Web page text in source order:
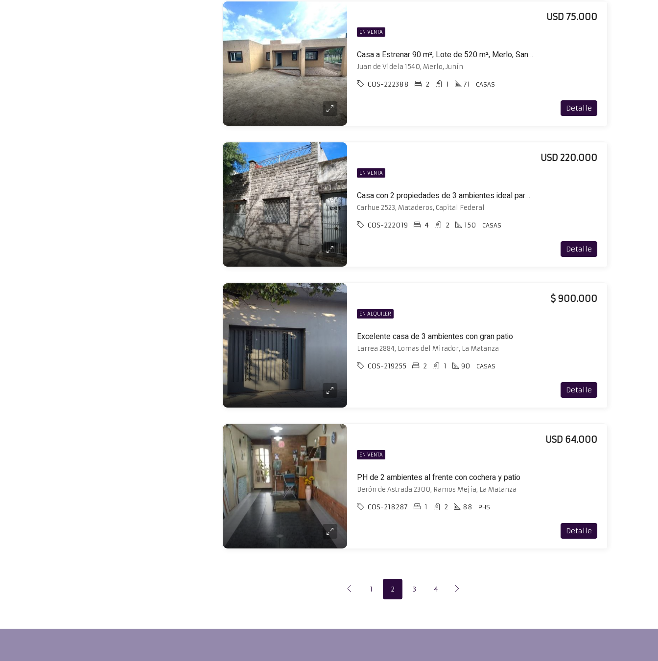
EN VENTA
Casa a Estrenar 90 m², Lote de 520 m², Merlo, San Luis
USD 75.000
Juan de Videla 1540, Merlo, Junín
COS-222388 2 1 71 CASAS
Detalle
EN VENTA
Casa con 2 propiedades de 3 ambientes ideal para 2 familias
USD 220.000
Carhue 2523, Mataderos, Capital Federal
COS-222019 4 2 150 CASAS
Detalle
EN ALQUILER
Excelente casa de 3 ambientes con gran patio
$ 900.000
Larrea 2884, Lomas del Mirador, La Matanza
COS-219255 2 1 90 CASAS
Detalle
EN VENTA
PH de 2 ambientes al frente con cochera y patio
USD 64.000
Berón de Astrada 2300, Ramos Mejía, La Matanza
COS-218287 1 2 88 PHS
Detalle
1 2 3 4